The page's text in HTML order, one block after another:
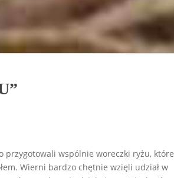
przygotowali wspólnie woreczki ryżu, które
Wierni bardzo chętnie wzięli udział w